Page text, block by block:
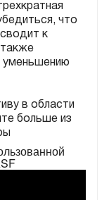
что
к
уменьшению
в области
больше из